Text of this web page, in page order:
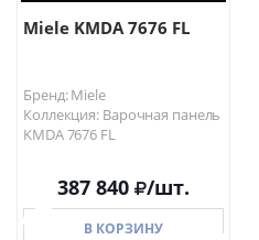
Miele KMDA 7676 FL
Бренд: Miele
Коллекция: Варочная панель
KMDA 7676 FL
387 840 /шт.
В КОРЗИНУ